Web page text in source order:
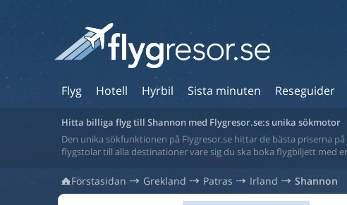
Flyg Hotell Hyrbil Sista minuten Reseguider
Hitta billiga flyg till Shannon med Flygresor.se:s unika sökmotor
Den unika sökfunktionen på Flygresor.se hittar de bästa priserna
flygstolar till alla destinationer vare sig du ska boka flygbiljett med
Förstasidan Grekland Patras Irland Shannon